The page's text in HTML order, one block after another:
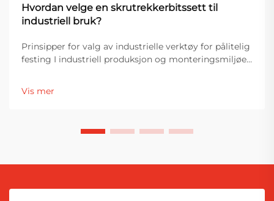
Hvordan velge en skrutrekkerbitssett til
industriell bruk?
Prinsipper for valg av industrielle verktøy for pålitelig
festing I industriell produksjon og monteringsmiljøer
produktkvalitet og driftsstabilitet. Blant de viktigste
festeverktøyene er en skrutrekker...
Vis mer